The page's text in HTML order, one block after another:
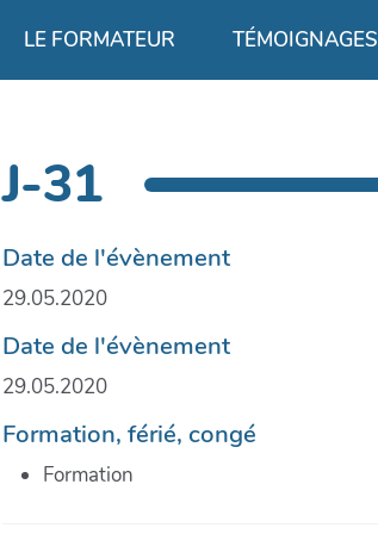
LE FORMATEUR TÉMOIGNAGES
J-31
Date de l'évènement
29.05.2020
Date de l'évènement
29.05.2020
Formation, férié, congé
Formation